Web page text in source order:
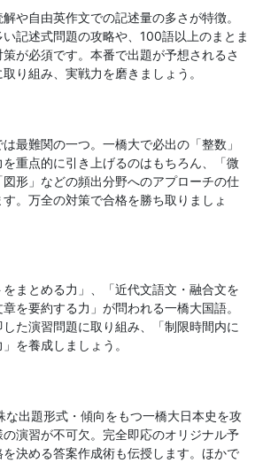
や自由英作文での記述量の多さが特徴。
記述式問題の攻略や、100語以上のまとま
が必須です。本番で出題が予想されるさ
り組み、実戦力を磨きましょう。
最難関の一つ。一橋大で必出の「整数」
を重点的に引き上げるのはもちろん、「微
形」などの頻出分野へのアプローチの仕
。万全の対策で合格を勝ち取りましょ
をまとめる力」、「近代文語文・融合文を
を要約する力」が問われる一橋大国語。
た演習問題に取り組み、「制限時間内に
を養成しましょう。
出題形式・傾向をもつ一橋大日本史を攻
演習が不可欠。完全即応のオリジナル予
決める答案作成術も伝授します。ほかで